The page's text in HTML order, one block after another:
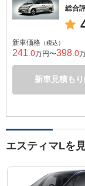
総合
新車価格 （税込）
241 .0万円〜398 .0
新車見積も
エスティマLを